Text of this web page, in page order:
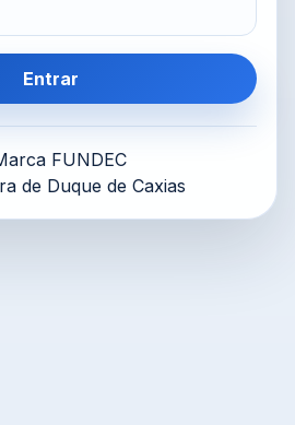
Entrar